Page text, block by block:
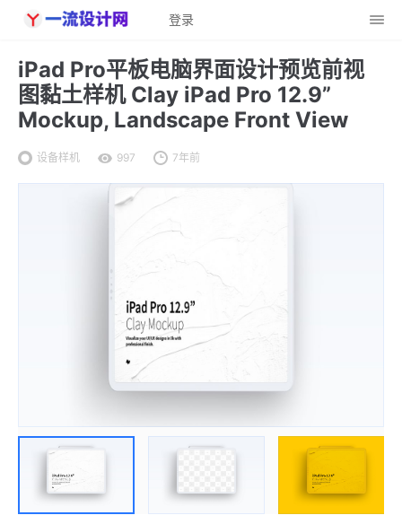
登录
iPad Pro平板电脑界面设计预览前视
图黏土样机 Clay iPad Pro 12.9”
Mockup, Landscape Front View
设备样机 997 7年前